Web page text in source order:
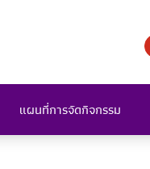
แผนที่การจัดกิจกรรม